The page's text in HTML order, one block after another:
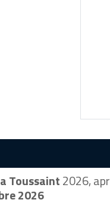
Toussaint2026,
2026